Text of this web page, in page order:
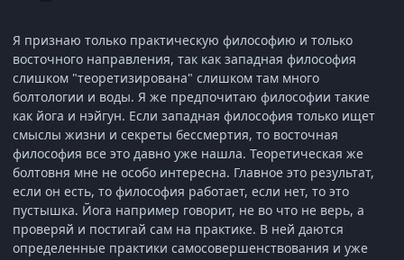
Я признаю только практическую философию и только
восточного направления, так как западная философия
слишком "теоретизирована" слишком там много
болтологии и воды. Я же предпочитаю философии такие
как йога и нэйгун. Если западная философия только ищет
смыслы жизни и секреты бессмертия, то восточная
философия все это давно уже нашла. Теоретическая же
болтовня мне не особо интересна. Главное это результат,
если он есть, то философия работает, если нет, то это
пустышка. Йога например говорит, не во что не верь, а
проверяй и постигай сам на практике. В ней даются
определенные практики самосовершенствования и уже